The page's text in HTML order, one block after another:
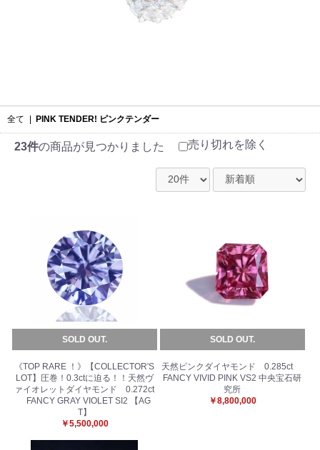
全て PINK TENDER! ピンクテンダー
23件の商品が見つかりました 売り切れを除く
SOLD OUT.
《TOP RARE ！》【COLLECTOR'S
LOT】圧巻！0.3ctに迫る！！天然ヴ
ァイオレットダイヤモンド 0.272ct
FANCY GRAY VIOLET SI2 【AG
T】
￥5,500,000
SOLD OUT.
天然ピンクダイヤモンド 0.285ct
FANCY VIVID PINK VS2 中央宝石研
究所
￥8,800,000